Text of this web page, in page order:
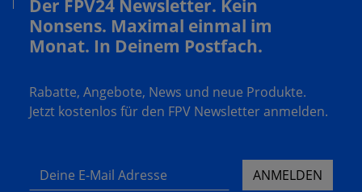
Der FPV24 Newsletter. Kein
Nonsens. Maximal einmal im
Monat. In Deinem Postfach.
Rabatte, Angebote, News und neue Produkte.
Jetzt kostenlos für den FPV Newsletter anmelden.
Deine E-Mail Adresse ANMELDEN